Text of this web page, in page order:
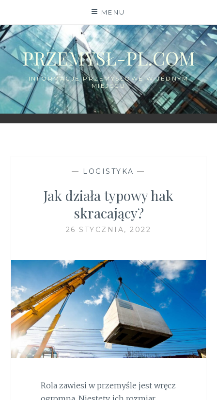
content
MENU
PRZEMYSŁ-PL.COM
INFORMACJE PRZEMYSŁOWE W JEDNYM
MIEJSCU
— LOGISTYKA —
Jak działa typowy hak
skracający?
26 STYCZNIA, 2022
Rola zawiesi w przemyśle jest wręcz